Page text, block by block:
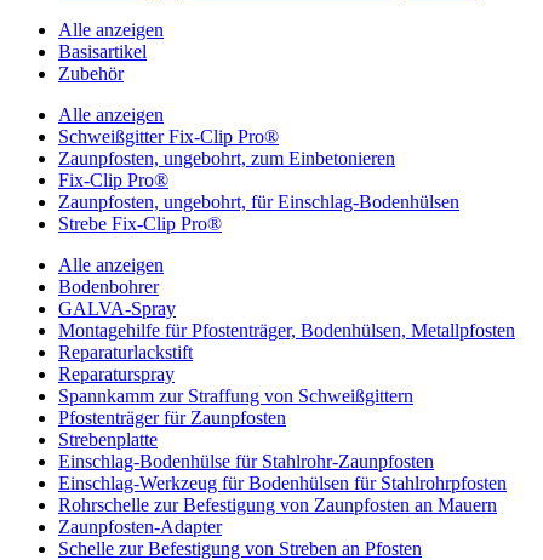
Alle anzeigen
Basisartikel
Zubehör
Alle anzeigen
Schweißgitter Fix-Clip Pro®
Zaunpfosten, ungebohrt, zum Einbetonieren
Fix-Clip Pro®
Zaunpfosten, ungebohrt, für Einschlag-Bodenhülsen
Strebe Fix-Clip Pro®
Alle anzeigen
Bodenbohrer
GALVA-Spray
Montagehilfe für Pfostenträger, Bodenhülsen, Metallpfosten
Reparaturlackstift
Reparaturspray
Spannkamm zur Straffung von Schweißgittern
Pfostenträger für Zaunpfosten
Strebenplatte
Einschlag-Bodenhülse für Stahlrohr-Zaunpfosten
Einschlag-Werkzeug für Bodenhülsen für Stahlrohrpfosten
Rohrschelle zur Befestigung von Zaunpfosten an Mauern
Zaunpfosten-Adapter
Schelle zur Befestigung von Streben an Pfosten